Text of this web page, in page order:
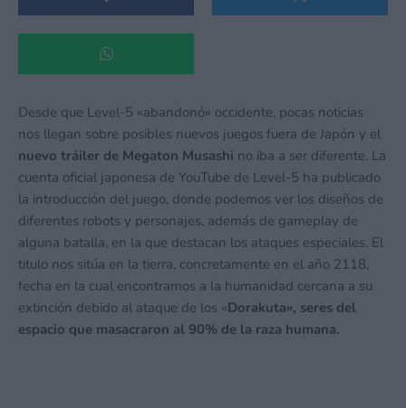
Desde que Level-5 «abandonó» occidente, pocas noticias
nos llegan sobre posibles nuevos juegos fuera de Japón y el
nuevo tráiler de Megaton Musashi no iba a ser diferente. La
cuenta oficial japonesa de YouTube de Level-5 ha publicado
la introducción del juego, donde podemos ver los diseños de
diferentes robots y personajes, además de gameplay de
alguna batalla, en la que destacan los ataques especiales. El
titulo nos sitúa en la tierra, concretamente en el año 2118,
fecha en la cual encontramos a la humanidad cercana a su
extinción debido al ataque de los «Dorakuta», seres del
espacio que masacraron al 90% de la raza humana.